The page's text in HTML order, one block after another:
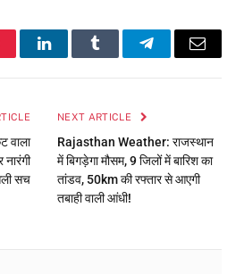
LinkedInTumblr TelegramEmail
वाला
सच
NEXT ARTICLE
Rajasthan Weather: राजस्थान
में बिगड़ेगा मौसम, 9 जिलों में बारिश का
तांडव, 50km की रफ्तार से आएगी
तबाही वाली आंधी!